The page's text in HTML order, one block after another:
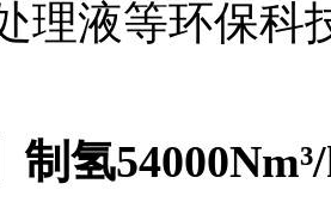
理液等环保科
制氢